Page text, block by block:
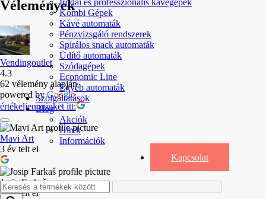
Irodai és professzionális kávégépek
Kombi Gépek
Kávé automaták
Pénzvizsgáló rendszerek
Spirálos snack automaták
Üdítő automaták
Szódagépek
Economic Line
Egyéb automaták
Szolgáltatások
Blog
Akciók
Hírek
Információk
Kapcsolat
Vélemények
Vendingoutlet
4.3
62 vélemény alapján
powered byGoogle
értékeljen minket itt:
Mavi Art
3 év telt el
Josip Farkaš
3 év telt el